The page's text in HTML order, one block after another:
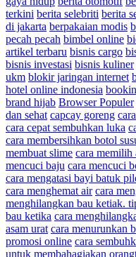
terkini berita selebriti berita
di jakarta berpakaian modis
pecah pecah bimbel online
artikel terbaru bisnis cargo
bisnis investasi bisnis kuliner
ukm blokir jaringan internet
hotel online indonesia
brand hijab Browser Populer
dan sehat capcay goreng
cara cepat sembuhkan luka
cara membersihkan botol
membuat slime cara memilih
mencuci baju cara mencuci
cara mengatasi bayi batuk
cara menghemat air cara
menghilangkan bau ketiak.
bau ketika cara
asam urat cara menurunkan
promosi online cara
untuk membahagiakan